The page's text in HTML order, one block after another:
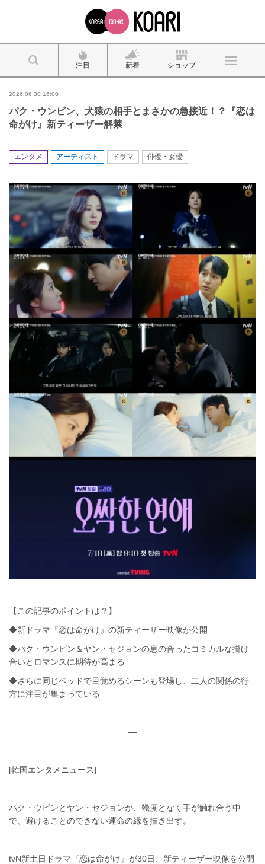
注目 新着 ショップ
2026.06.30 16:00
パク・ウンビン、犬猿の相手とまさかの急接近！？『恋は
命がけ』新ティーザー解禁
エンタメ アーティスト ドラマ 俳優・女優
【この記事のポイントは？】
◆新ドラマ『恋は命がけ』の新ティーザー映像が公開
◆パク・ウンビン＆ヤン・セジョンの息の合ったコミカルな掛け
合いとロマンスに期待が高まる
◆さらに同じベッドで目覚めるシーンも登場し、二人の関係の行
方に注目が集まっている
—
[韓国エンタメニュース]
パク・ウビンとヤン・セジョンが、幾度となく手が触れ合う中
で、避けることのできない運命の縁を描き出す。
tvN新土日ドラマ『恋は命がけ』が30日、新ティーザー映像を公開